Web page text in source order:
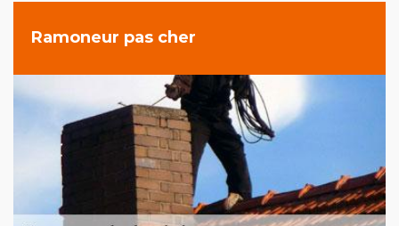
Ramoneur pas cher